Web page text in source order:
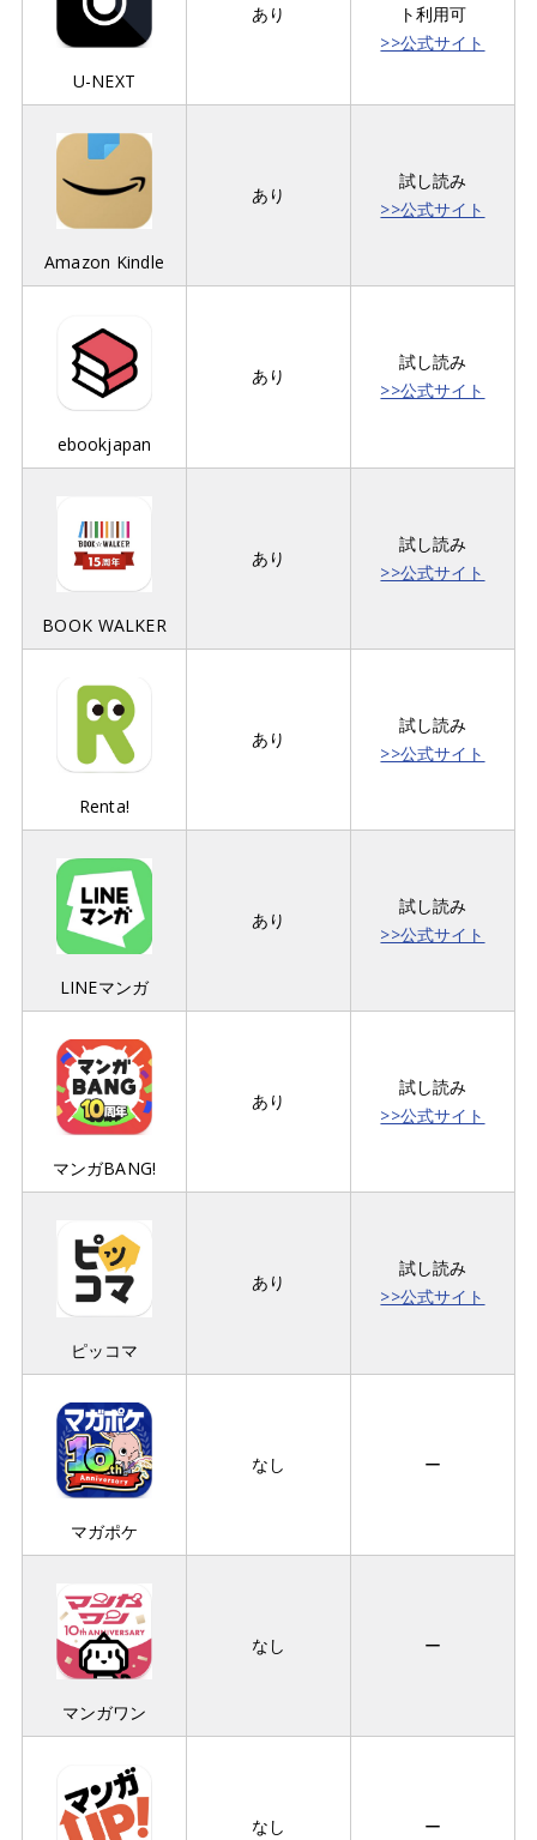
U-NEXT
あり
ト利用可
>>公式サイト
Amazon Kindle
あり
試し読み
>>公式サイト
ebookjapan
あり
試し読み
>>公式サイト
BOOK WALKER
あり
試し読み
>>公式サイト
Renta!
あり
試し読み
>>公式サイト
LINEマンガ
あり
試し読み
>>公式サイト
マンガBANG!
あり
試し読み
>>公式サイト
ピッコマ
あり
試し読み
>>公式サイト
マガポケ
なし ー
マンガワン
なし ー
なし ー